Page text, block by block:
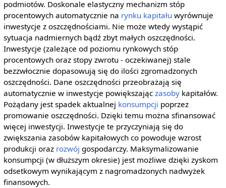
podmiotów. Doskonale elastyczny mechanizm stóp
procentowych automatycznie na rynku kapitału wyrównuje
inwestycje z oszczędnościami. Nie może wtedy wystąpić
sytuacja nadmiernych bądź zbyt małych oszczędności.
Inwestycje (zależące od poziomu rynkowych stóp
procentowych oraz stopy zwrotu - oczekiwanej) stale
bezzwłocznie dopasowują się do ilości zgromadzonych
oszczędności. Dane oszczędności przeobrażają się
automatycznie w inwestycje powiększając zasobykapitałów.
Pożądany jest spadek aktualnej konsumpcji poprzez
promowanie oszczędności. Dzięki temu można sfinansować
więcej inwestycji. Inwestycje te przyczyniają się do
zwiększania zasobów kapitałowych co powoduje wzrost
produkcji oraz rozwój gospodarczy. Maksymalizowanie
konsumpcji (w dłuższym okresie) jest możliwe dzięki zyskom
odsetkowym wynikającym z nagromadzonych nadwyżek
finansowych.